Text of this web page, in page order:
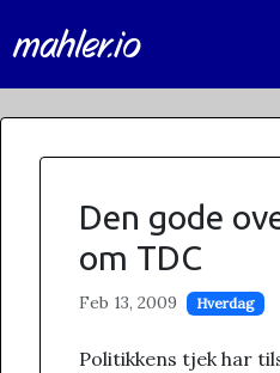
mahler.io
Den gode
om TDC
Feb 13, 2009 Hverdag
Politikkens tjek har